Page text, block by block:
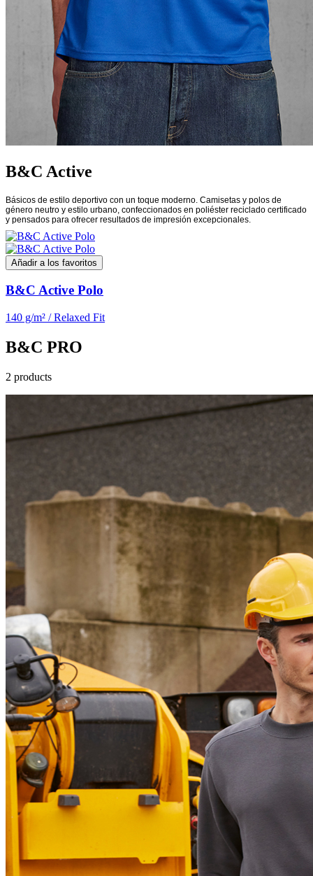
B&C Active
Básicos de estilo deportivo con un toque moderno. Camisetas y polos de
género neutro y estilo urbano, confeccionados en poliéster reciclado certificado
y pensados para ofrecer resultados de impresión excepcionales.
Añadir a los favoritos
B&C Active Polo
140 g/m² / Relaxed Fit
B&C PRO
2 products